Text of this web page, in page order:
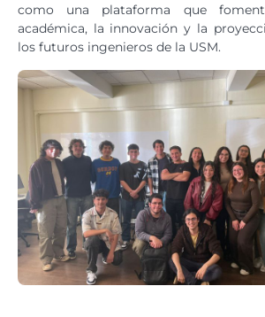
como una plataforma que
académica, la innovación y la
los futuros ingenieros de la USM.